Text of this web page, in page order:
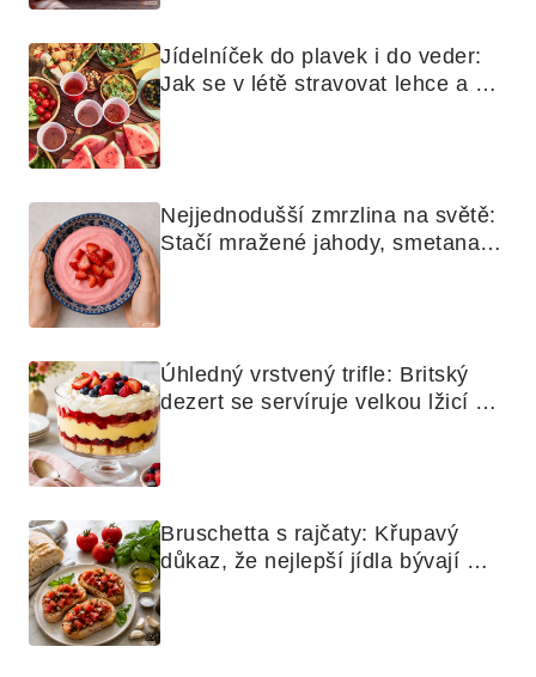
Jídelníček do plavek i do veder:
Jak se v létě stravovat lehce a
Nejjednodušší zmrzlina na světě:
Stačí mražené jahody, smetana a
Úhledný vrstvený trifle: Britský
dezert se servíruje velkou lžicí
Bruschetta s rajčaty: Křupavý
důkaz, že nejlepší jídla bývají